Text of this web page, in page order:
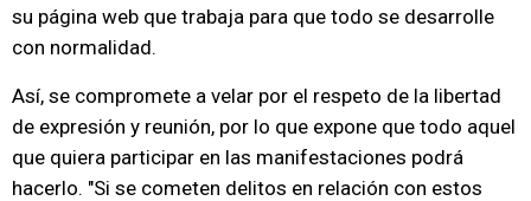
su página web que trabaja para que todo se desarrolle
con normalidad.
Así, se compromete a velar por el respeto de la libertad
de expresión y reunión, por lo que expone que todo aquel
que quiera participar en las manifestaciones podrá
hacerlo. "Si se cometen delitos en relación con estos